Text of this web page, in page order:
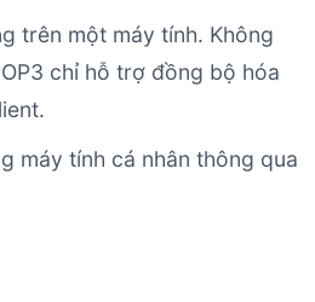
trên một máy tính. Không
chỉ hỗ trợ đồng bộ hóa
máy tính cá nhân thông qua